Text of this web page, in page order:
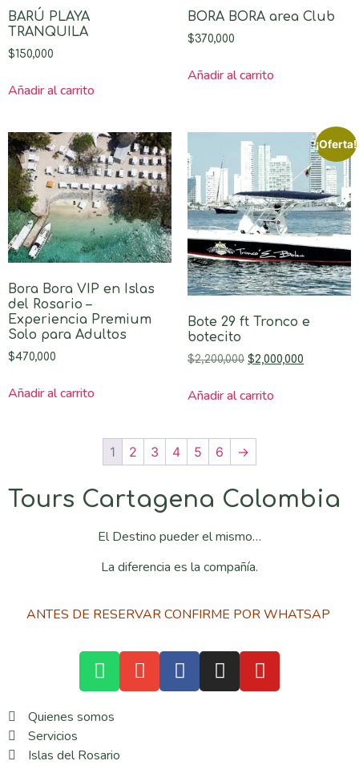
BARÚ PLAYA
TRANQUILA
$150,000
Añadir al carrito
BORA BORA area Club
$370,000
Añadir al carrito
Bora Bora VIP en Islas
del Rosario –
Experiencia Premium
Solo para Adultos
$470,000
Añadir al carrito
¡Oferta!
Bote 29 ft Tronco e
botecito
$2,200,000 $2,000,000
Añadir al carrito
1 2 3 4 5 6 →
Tours Cartagena Colombia
El Destino pueder el mismo…
La diferencia es la compañía.
ANTES DE RESERVAR CONFIRME POR WHATSAP
Quienes somos
Servicios
Islas del Rosario